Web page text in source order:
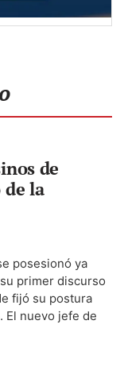
de
la
posesionó ya
primer discurso
fijó su postura
El nuevo jefe de